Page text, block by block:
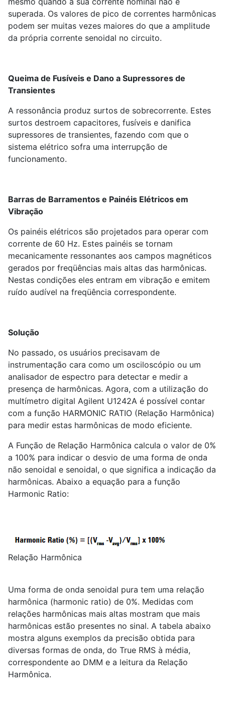
superada. Os valores de pico de correntes harmônicas
podem ser muitas vezes maiores do que a amplitude
da própria corrente senoidal no circuito.
Queima de Fusíveis e Dano a Supressores de
Transientes
A ressonância produz surtos de sobrecorrente. Estes
surtos destroem capacitores, fusíveis e danifica
supressores de transientes, fazendo com que o
sistema elétrico sofra uma interrupção de
funcionamento.
Barras de Barramentos e Painéis Elétricos em
Vibração
Os painéis elétricos são projetados para operar com
corrente de 60 Hz. Estes painéis se tornam
mecanicamente ressonantes aos campos magnéticos
gerados por freqüências mais altas das harmônicas.
Nestas condições eles entram em vibração e emitem
ruído audível na freqüência correspondente.
Solução
No passado, os usuários precisavam de
instrumentação cara como um osciloscópio ou um
analisador de espectro para detectar e medir a
presença de harmônicas. Agora, com a utilização do
multímetro digital Agilent U1242A é possível contar
com a função HARMONIC RATIO (Relação Harmônica)
para medir estas harmônicas de modo eficiente.
A Função de Relação Harmônica calcula o valor de 0%
a 100% para indicar o desvio de uma forma de onda
não senoidal e senoidal, o que significa a indicação da
harmônicas. Abaixo a equação para a função
Harmonic Ratio:
Relação Harmônica
Uma forma de onda senoidal pura tem uma relação
harmônica (harmonic ratio) de 0%. Medidas com
relações harmônicas mais altas mostram que mais
harmônicas estão presentes no sinal. A tabela abaixo
mostra alguns exemplos da precisão obtida para
diversas formas de onda, do True RMS à média,
correspondente ao DMM e a leitura da Relação
Harmônica.